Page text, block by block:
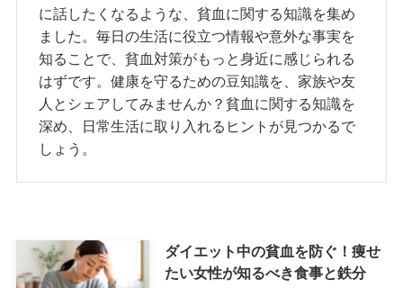
に話したくなるような、貧血に関する知識を集め
ました。毎日の生活に役立つ情報や意外な事実を
知ることで、貧血対策がもっと身近に感じられる
はずです。健康を守るための豆知識を、家族や友
人とシェアしてみませんか？貧血に関する知識を
深め、日常生活に取り入れるヒントが見つかるで
しょう。
ダイエット中の貧血を防ぐ！痩せ
たい女性が知るべき食事と鉄分